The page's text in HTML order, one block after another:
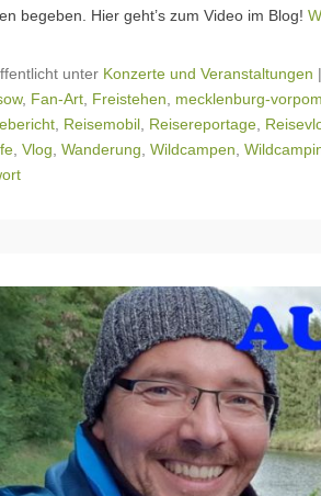
begeben. Hier geht’s zum Video im Blog!
unter Konzerte und Veranstaltungen |
, Fan-Art Freistehen mecklenburg-
Reisemobil Reisereportage
Vlog Wanderung Wildcampen